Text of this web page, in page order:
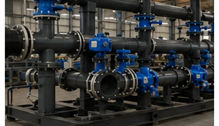
Fabrikasi dan pemasangan paip mematuhi
piawaian PED, ASME, JIS, DIN, GB.
Perkhidmatan termasuk pemotongan,
kimpalan, salutan dan pemasangan lapangan.
Pengimpal bertauliah untuk keluli karbon, aloi
dan keluli tahan karat.
Lihat Lagi